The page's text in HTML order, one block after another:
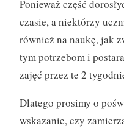
Ponieważ część
czasie, a niektórzy
również na naukę, jak
tym potrzebom i
zajęć przez te 2
Dlatego prosimy o
wskazanie, czy